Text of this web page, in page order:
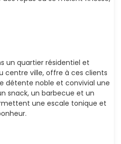
quartier résidentiel et
centre ville, offre à ces clients
détente noble et convivial une
snack, un barbecue et un
une escale tonique et